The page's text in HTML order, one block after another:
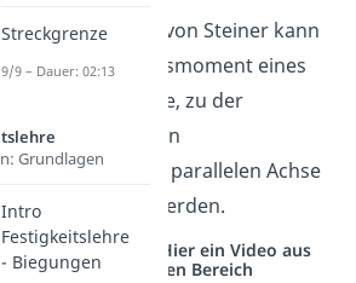
der Hilfe Satzes von Steiner kann
Massenträgheitsmoment eines
der um eine, zu der
durch den
parallelen Achse
berechnet werden.
Studyflix vernetzt: Hier ein Video aus
einem anderen Bereich
Streckgrenze
9/9 – Dauer: 02:13
Grundlagen
Intro
Festigkeitslehre
- Biegungen